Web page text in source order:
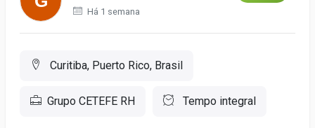
Há 1 semana
Curitiba, Puerto Rico, Brasil
Grupo CETEFE RH Tempo integral